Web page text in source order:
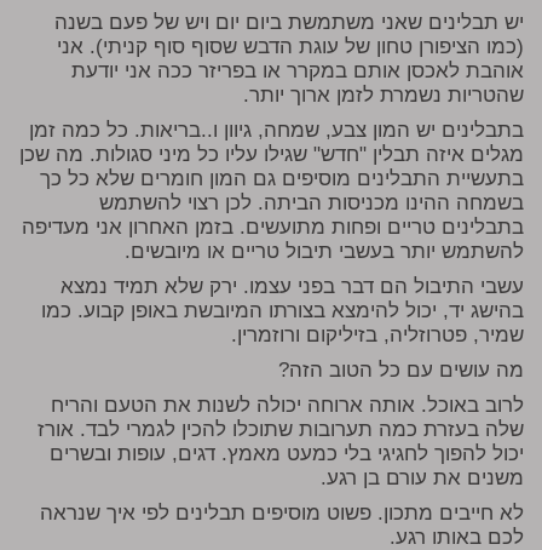
יש תבלינים שאני משתמשת ביום יום ויש של פעם בשנה
(כמו הציפורן טחון של עוגת הדבש שסוף סוף קניתי). אני
אוהבת לאכסן אותם במקרר או בפריזר ככה אני יודעת
שהטריות נשמרת לזמן ארוך יותר.
בתבלינים יש המון צבע, שמחה, גיוון ו..בריאות. כל כמה זמן
מגלים איזה תבלין "חדש" שגילו עליו כל מיני סגולות. מה שכן
בתעשיית התבלינים מוסיפים גם המון חומרים שלא כל כך
בשמחה ההינו מכניסות הביתה. לכן רצוי להשתמש
בתבלינים טריים ופחות מתועשים. בזמן האחרון אני מעדיפה
להשתמש יותר בעשבי תיבול טריים או מיובשים.
עשבי התיבול הם דבר בפני עצמו. ירק שלא תמיד נמצא
בהישג יד, יכול להימצא בצורתו המיובשת באופן קבוע. כמו
שמיר, פטרוזליה, בזיליקום ורוזמרין.
מה עושים עם כל הטוב הזה?
לרוב באוכל. אותה ארוחה יכולה לשנות את הטעם והריח
שלה בעזרת כמה תערובות שתוכלו להכין לגמרי לבד. אורז
יכול להפוך לחגיגי בלי כמעט מאמץ. דגים, עופות ובשרים
משנים את עורם בן רגע.
לא חייבים מתכון. פשוט מוסיפים תבלינים לפי איך שנראה
לכם באותו רגע.